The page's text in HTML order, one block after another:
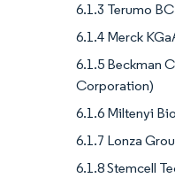
6.1.3 Terumo
6.1.4 Merck
6.1.5 Beckman
Corporation)
6.1.6 Miltenyi
6.1.7 Lonza
6.1.8 Stemcell